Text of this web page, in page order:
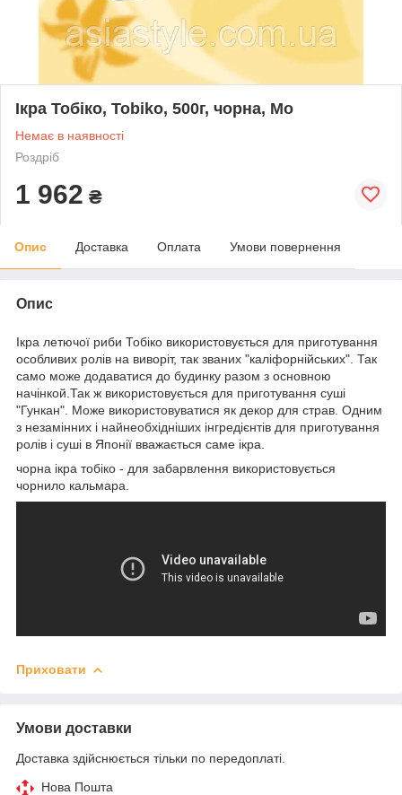
Ікра Тобіко, Tobiko, 500г, чорна, Мо
Немає в наявності
Роздріб
1 962 ₴
Опис Доставка Оплата Умови повернення
Опис
Ікра летючої риби Тобіко використовується для приготування
особливих ролів на виворіт, так званих "каліфорнійських". Так
само може додаватися до будинку разом з основною
начінкой.Так ж використовується для приготування суші
"Гункан". Може використовуватися як декор для страв. Одним
з незамінних і найнеобхідніших інгредієнтів для приготування
ролів і суші в Японії вважається саме ікра.
чорна ікра тобіко - для забарвлення використовується
чорнило кальмара.
Приховати
Умови доставки
Доставка здійснюється тільки по передоплаті.
Нова Пошта